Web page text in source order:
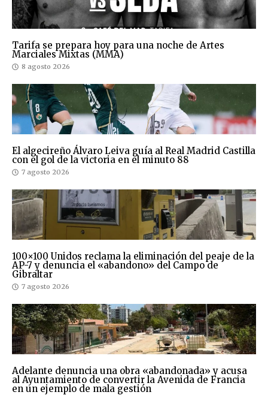
Tarifa se prepara hoy para una noche de Artes
Marciales Mixtas (MMA)
8 agosto 2026
El algecireño Álvaro Leiva guía al Real Madrid Castilla
con el gol de la victoria en el minuto 88
7 agosto 2026
100×100 Unidos reclama la eliminación del peaje de la
AP-7 y denuncia el «abandono» del Campo de
Gibraltar
7 agosto 2026
Adelante denuncia una obra «abandonada» y acusa
al Ayuntamiento de convertir la Avenida de Francia
en un ejemplo de mala gestión